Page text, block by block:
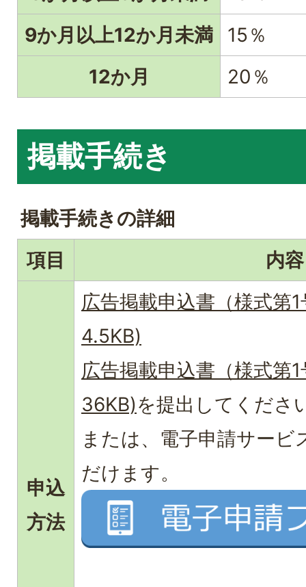
9か月以上12か月未満
15％
12か月
20％
掲載手続き
掲載手続きの詳細
項目
内容
申込
方法
広告掲載申込書（様式第
4.5KB)
広告掲載申込書（様式第
36KB)を提出してくださ
または、電子申請サー
だけます。